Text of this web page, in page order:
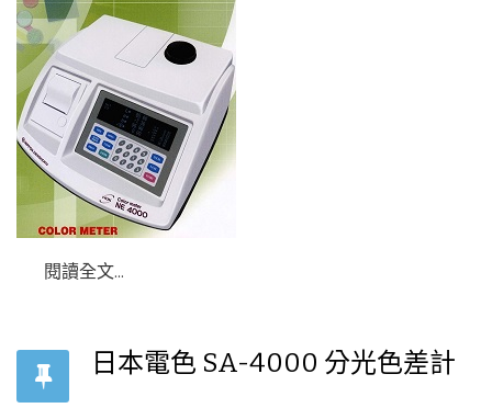
閱讀全文...
日本電色 SA-4000 分光色差計